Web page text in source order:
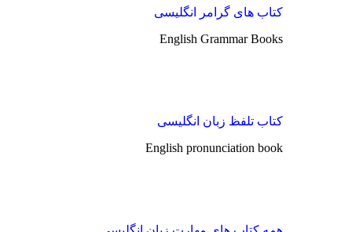
کتاب های گرامر انگلیسی
English Grammar Books
کتاب تلفظ زبان انگلیسی
English pronunciation book